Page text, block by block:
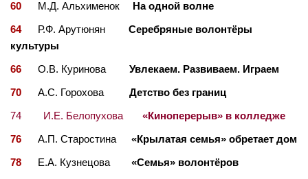
60 М.Д. Альхименок На одной волне
64 Р.Ф. Арутюнян
Серебряные волонтёры
культуры
66 О.В. Куринова Увлекаем. Развиваем. Играем
70 А.С. Горохова Детство без границ
74 И.Е. Белопухова «Киноперерыв» в колледже
76 А.П. Старостина «Крылатая семья» обретает дом
78 Е.А. Кузнецова «Семья» волонтёров